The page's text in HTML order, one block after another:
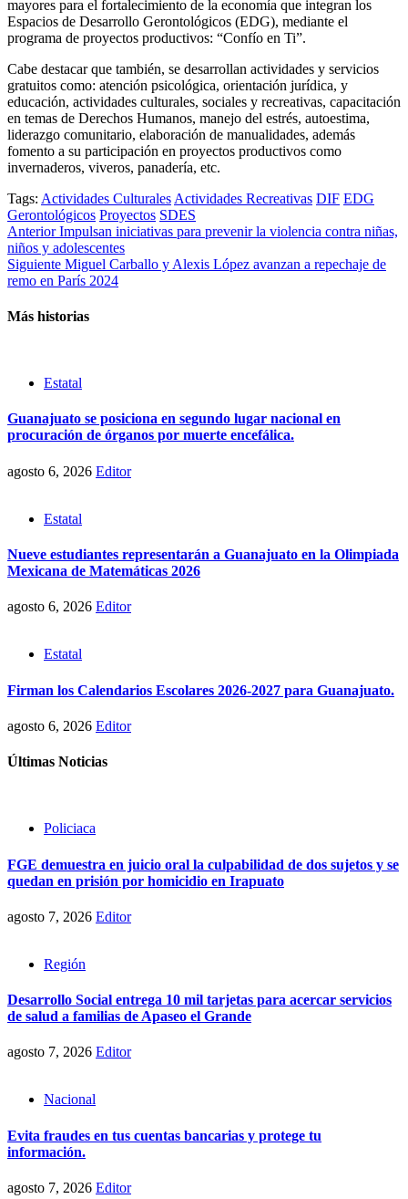
mayores para el fortalecimiento de la economía que integran los
Espacios de Desarrollo Gerontológicos (EDG), mediante el
programa de proyectos productivos: “Confío en Ti”.
Cabe destacar que también, se desarrollan actividades y servicios
gratuitos como: atención psicológica, orientación jurídica, y
educación, actividades culturales, sociales y recreativas, capacitación
en temas de Derechos Humanos, manejo del estrés, autoestima,
liderazgo comunitario, elaboración de manualidades, además
fomento a su participación en proyectos productivos como
invernaderos, viveros, panadería, etc.
Tags: Actividades Culturales Actividades Recreativas DIF EDG
Gerontológicos Proyectos SDES
Post
navigation
AnteriorImpulsan iniciativas para prevenir la violencia contra niñas,
niños y adolescentes
Siguiente Miguel Carballo y Alexis López avanzan a repechaje de
remo en París 2024
Más historias
Estatal
Guanajuato se posiciona en segundo lugar nacional en
procuración de órganos por muerte encefálica.
agosto 6, 2026 Editor
Estatal
Nueve estudiantes representarán a Guanajuato en la Olimpiada
Mexicana de Matemáticas 2026
agosto 6, 2026 Editor
Estatal
Firman los Calendarios Escolares 2026-2027 para Guanajuato.
agosto 6, 2026 Editor
Últimas Noticias
Policiaca
FGE demuestra en juicio oral la culpabilidad de dos sujetos y se
quedan en prisión por homicidio en Irapuato
agosto 7, 2026 Editor
Región
Desarrollo Social entrega 10 mil tarjetas para acercar servicios
de salud a familias de Apaseo el Grande
agosto 7, 2026 Editor
Nacional
Evita fraudes en tus cuentas bancarias y protege tu
información.
agosto 7, 2026 Editor